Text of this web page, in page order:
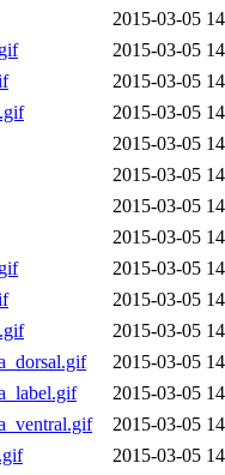
2015-03-05
2015-03-05
2015-03-05
2015-03-05
2015-03-05
2015-03-05
2015-03-05
2015-03-05
2015-03-05
2015-03-05
2015-03-05
2015-03-05
2015-03-05
2015-03-05
2015-03-05